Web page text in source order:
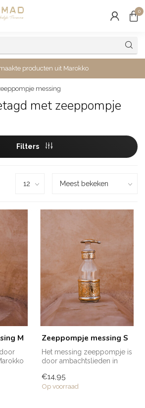
0
producten uit Marokko
messing
met zeeppompje
Filters
M Zeeppompje messing S
Het messing zeeppompje is
door ambachtslieden in
vervaardigd...
€14,95
Op voorraad